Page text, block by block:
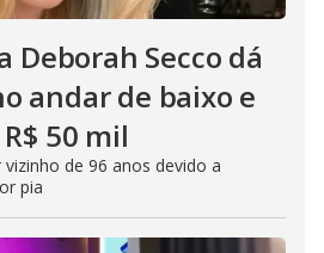
Deborah Secco dá
andar de baixo e
50 mil
de 96 anos devido a
pia